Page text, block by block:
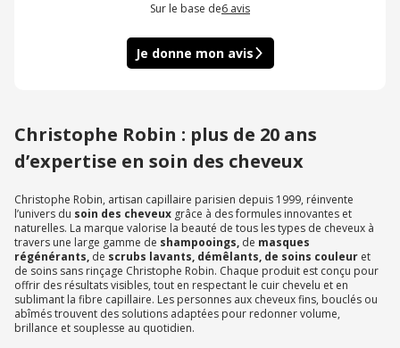
Sur le base de6 avis
Je donne mon avis
Christophe Robin : plus de 20 ans
d’expertise en soin des cheveux
Christophe Robin, artisan capillaire parisien depuis 1999, réinvente
l’univers du soin des cheveux grâce à des formules innovantes et
naturelles. La marque valorise la beauté de tous les types de cheveux à
travers une large gamme de shampooings, de masques
régénérants, de scrubs lavants, démêlants, de soins couleur et
de soins sans rinçage Christophe Robin. Chaque produit est conçu pour
offrir des résultats visibles, tout en respectant le cuir chevelu et en
sublimant la fibre capillaire. Les personnes aux cheveux fins, bouclés ou
abîmés trouvent des solutions adaptées pour redonner volume,
brillance et souplesse au quotidien.